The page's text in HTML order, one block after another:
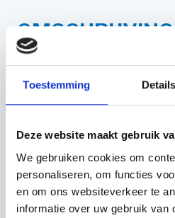
Toestemming Details
Deze website maakt gebruik
We gebruiken cookies om
personaliseren, om functies
en om ons websiteverkeer te
informatie over uw gebruik van
OMSCHRIJVING
Ontdek de Husqvarna LC 137i
Efficiënt Maaien met Gemak,
De Husqvarna LC 137i is
compact, licht en intuïtief,
precisie, snelheid en stilte kunt
Voordelen en Specificaties: